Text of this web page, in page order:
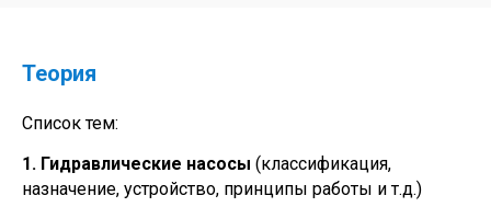
Теория
Список тем:
1. Гидравлические насосы (классификация,
назначение, устройство, принципы работы и т.д.)